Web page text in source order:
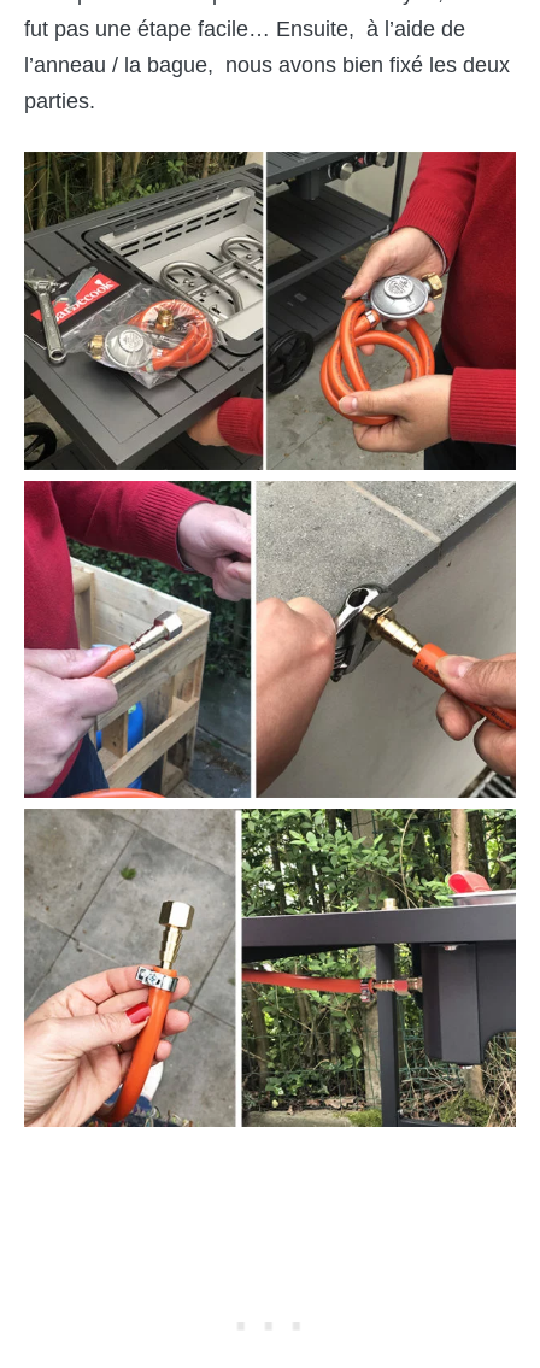
fut pas une étape facile… Ensuite, à l’aide de
l’anneau / la bague, nous avons bien fixé les deux
parties.